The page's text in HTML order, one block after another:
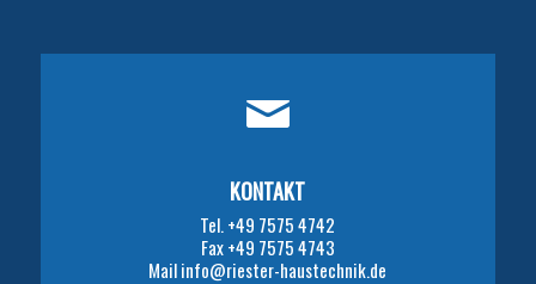
KONTAKT
Tel. +49 7575 4742
Fax +49 7575 4743
Mail info@riester-haustechnik.de